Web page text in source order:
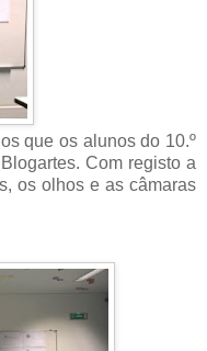
que os alunos do 10.º
Com registo a
os olhos e as câmaras